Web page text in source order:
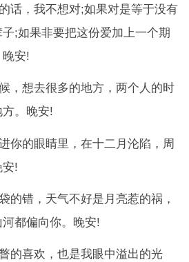
话，我不想对;如果对是等于没有
;如果非要把这份爱加上一个期
晚安!
，想去很多的地方，两个人的时
。晚安!
你的眼睛里，在十二月沦陷，周
安!
的错，天气不好是月亮惹的祸，
都偏向你。晚安!
的喜欢，也是我眼中溢出的光